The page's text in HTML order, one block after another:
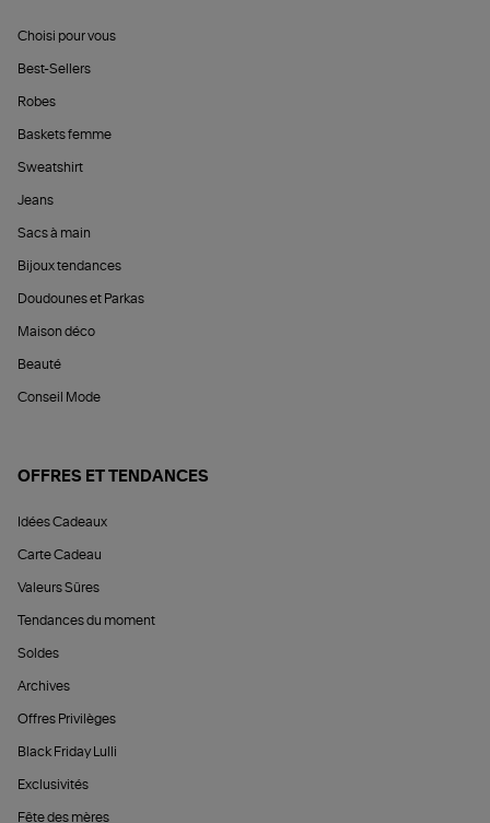
Choisi pour vous
Best-Sellers
Robes
Baskets femme
Sweatshirt
Jeans
Sacs à main
Bijoux tendances
Doudounes et Parkas
Maison déco
Beauté
Conseil Mode
OFFRES ET TENDANCES
Idées Cadeaux
Carte Cadeau
Valeurs Sûres
Tendances du moment
Soldes
Archives
Offres Privilèges
Black Friday Lulli
Exclusivités
Fête des mères